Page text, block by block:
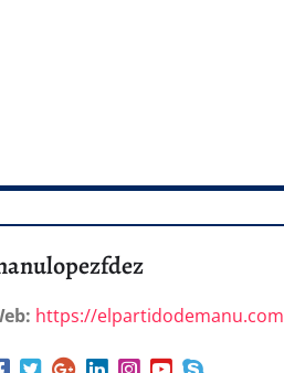
https://elpartidodemanu.com